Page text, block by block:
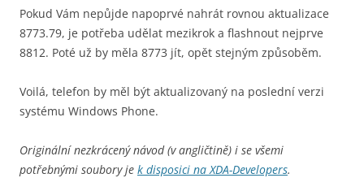
Pokud Vám nepůjde napoprvé nahrát rovnou aktualizace
8773.79, je potřeba udělat mezikrok a flashnout nejprve
8812. Poté už by měla 8773 jít, opět stejným způsoběm.
Voilá, telefon by měl být aktualizovaný na poslední verzi
systému Windows Phone.
Originální nezkrácený návod (v angličtině) i se všemi
potřebnými soubory je k disposici na XDA-Developers.